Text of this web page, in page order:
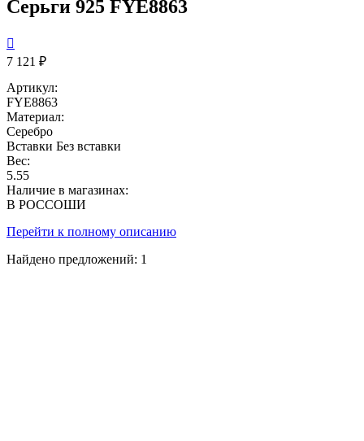
Серьги 925 FYE8863

7 121 ₽
Артикул:
FYE8863
Материал:
Серебро
Вставки Без вставки
Вес:
5.55
Наличие в магазинах:
В РОССОШИ
Перейти к полному описанию
Найдено предложений: 1